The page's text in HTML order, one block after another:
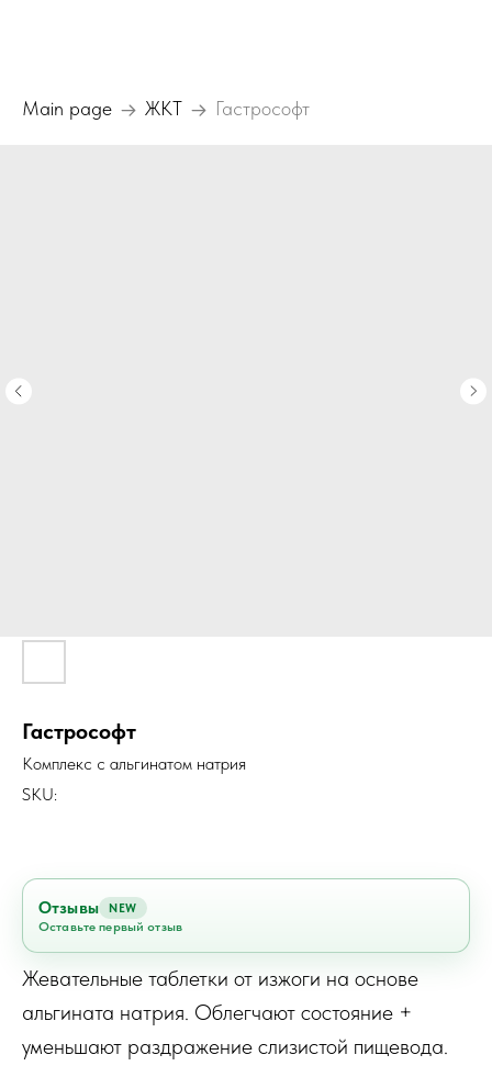
Main page ЖКТ Гастрософт
Гастрософт
Комплекс с альгинатом натрия
SKU:
Отзывы NEW
Оставьте первый отзыв
Жевательные таблетки от изжоги на основе
альгината натрия. Облегчают состояние +
уменьшают раздражение слизистой пищевода.